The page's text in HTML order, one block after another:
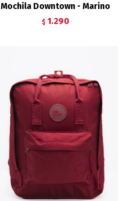
Mochila Downtown - Marino
$ 1.290